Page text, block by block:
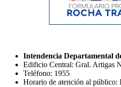
Intendencia Departamental
Edificio Central: Gral. Artigas
Teléfono: 1955
Horario de atención al público: